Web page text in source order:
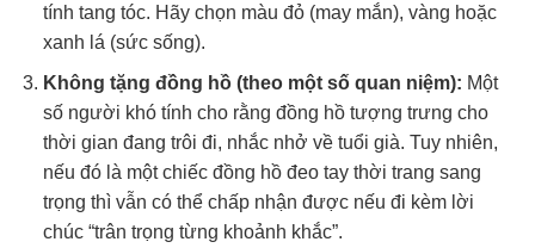
tính tang tóc. Hãy chọn màu đỏ (may mắn), vàng hoặc
xanh lá (sức sống).
Không tặng đồng hồ (theo một số quan niệm): Một
số người khó tính cho rằng đồng hồ tượng trưng cho
thời gian đang trôi đi, nhắc nhở về tuổi già. Tuy nhiên,
nếu đó là một chiếc đồng hồ đeo tay thời trang sang
trọng thì vẫn có thể chấp nhận được nếu đi kèm lời
chúc “trân trọng từng khoảnh khắc”.